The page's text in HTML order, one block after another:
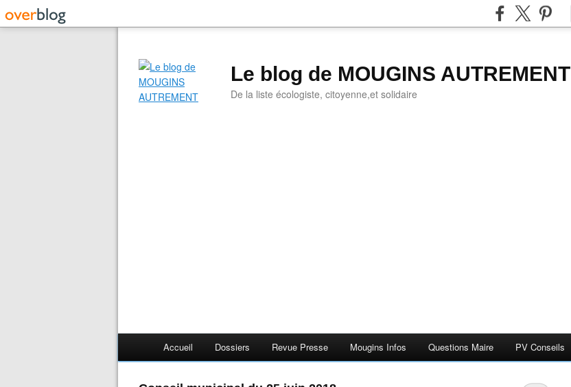
Le blog de MOUGINS AUTREMENT
De la liste écologiste, citoyenne,et solidaire
Accueil Dossiers Revue Presse Mougins Infos Questions Maire PV Conseils